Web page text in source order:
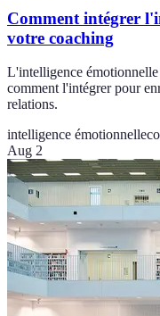
Comment intégrer
votre coaching
L'intelligence
comment l'intégrer pour
relations.
intelligence émotionnelle
Aug 2